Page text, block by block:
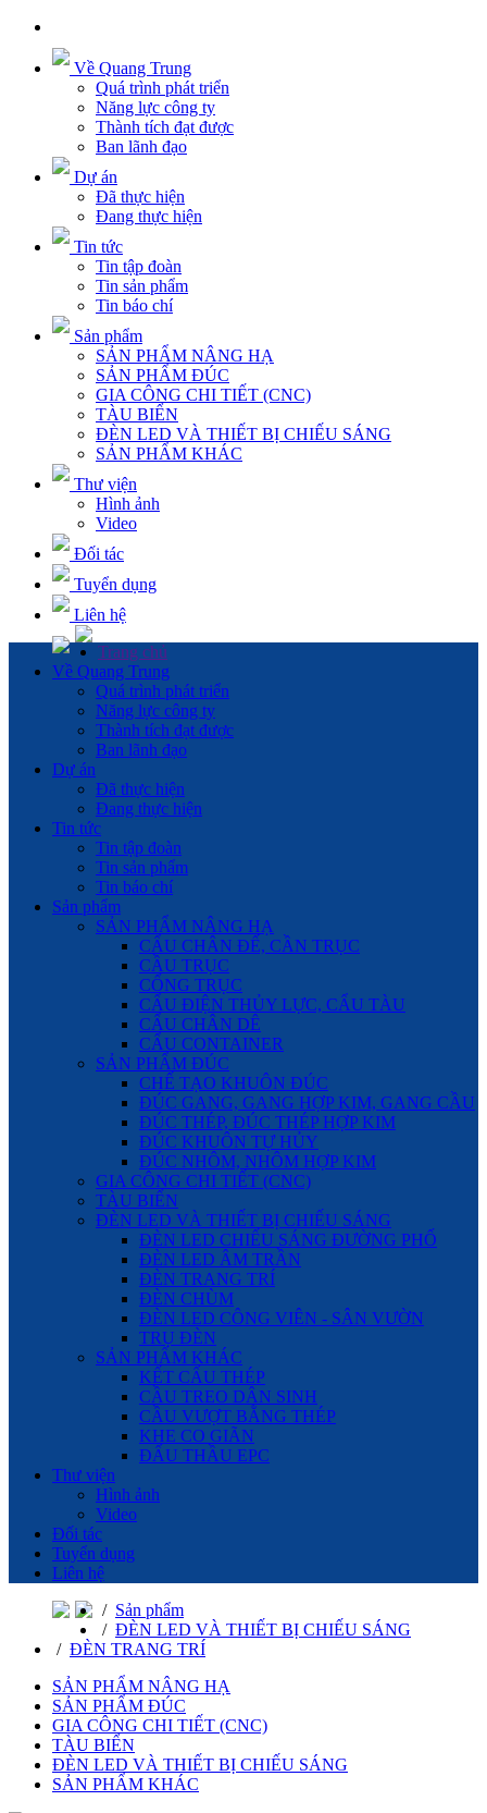
Về Quang Trung
Quá trình phát triển
Năng lực công ty
Thành tích đạt được
Ban lãnh đạo
Dự án
Đã thực hiện
Đang thực hiện
Tin tức
Tin tập đoàn
Tin sản phẩm
Tin báo chí
Sản phẩm
SẢN PHẨM NÂNG HẠ
SẢN PHẨM ĐÚC
GIA CÔNG CHI TIẾT (CNC)
TÀU BIỂN
ĐÈN LED VÀ THIẾT BỊ CHIẾU SÁNG
SẢN PHẨM KHÁC
Thư viện
Hình ảnh
Video
Đối tác
Tuyển dụng
Liên hệ
Trang chủ
Về Quang Trung
Quá trình phát triển
Năng lực công ty
Thành tích đạt được
Ban lãnh đạo
Dự án
Đã thực hiện
Đang thực hiện
Tin tức
Tin tập đoàn
Tin sản phẩm
Tin báo chí
Sản phẩm
SẢN PHẨM NÂNG HẠ
CẨU CHÂN ĐẾ, CẦN TRỤC
CẦU TRỤC
CỔNG TRỤC
CẨU ĐIỆN THỦY LỰC, CẨU TÀU
CẨU CHÂN DÊ
CẨU CONTAINER
SẢN PHẨM ĐÚC
CHẾ TẠO KHUÔN ĐÚC
ĐÚC GANG, GANG HỢP KIM, GANG CẦU
ĐÚC THÉP, ĐÚC THÉP HỢP KIM
ĐÚC KHUÔN TỰ HỦY
ĐÚC NHÔM, NHÔM HỢP KIM
GIA CÔNG CHI TIẾT (CNC)
TÀU BIỂN
ĐÈN LED VÀ THIẾT BỊ CHIẾU SÁNG
ĐÈN LED CHIẾU SÁNG ĐƯỜNG PHỐ
ĐÈN LED ÂM TRẦN
ĐÈN TRANG TRÍ
ĐÈN CHÙM
ĐÈN LED CÔNG VIÊN - SÂN VƯỜN
TRỤ ĐÈN
SẢN PHẨM KHÁC
KẾT CẤU THÉP
CẦU TREO DÂN SINH
CẦU VƯỢT BẰNG THÉP
KHE CO GIÃN
ĐẤU THẦU EPC
Thư viện
Hình ảnh
Video
Đối tác
Tuyển dụng
Liên hệ
/ Sản phẩm
/ ĐÈN LED VÀ THIẾT BỊ CHIẾU SÁNG
/ ĐÈN TRANG TRÍ
SẢN PHẨM NÂNG HẠ
SẢN PHẨM ĐÚC
GIA CÔNG CHI TIẾT (CNC)
TÀU BIỂN
ĐÈN LED VÀ THIẾT BỊ CHIẾU SÁNG
SẢN PHẨM KHÁC